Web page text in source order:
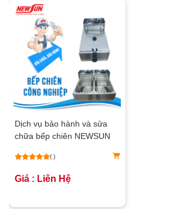
Dịch vụ bảo hành và sửa
chữa bếp chiên NEWSUN
chóng, tận tâm
( )
Giá : Liên Hệ